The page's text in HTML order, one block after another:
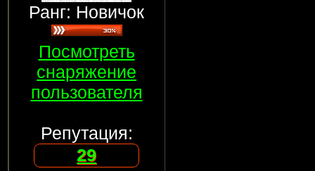
Ранг: Новичок
Посмотреть
снаряжение
пользователя
Репутация:
29